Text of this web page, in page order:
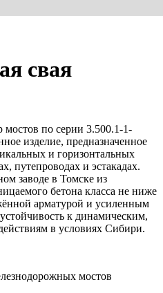
свая
мостов по серии 3.500.1-1-
изделие, предназначенное
и горизонтальных
путепроводах и эстакадах.
заводе в Томске из
бетона класса не ниже
арматурой и усиленным
к динамическим,
в условиях Сибири.
мостов